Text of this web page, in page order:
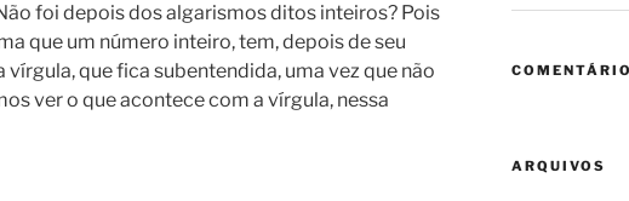
foi depois dos algarismos ditos inteiros? Pois
que um número inteiro, tem, depois de seu
que fica subentendida, uma vez que não
ver o que acontece com a vírgula, nessa
ARQUIVOS